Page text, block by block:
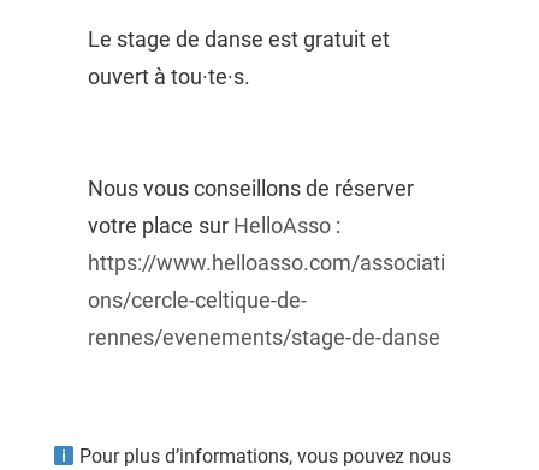
Le stage de danse est gratuit et
ouvert à tou·te·s.
Nous vous conseillons de réserver
votre place sur HelloAsso:
https://www.helloasso.com/associati
ons/cercle-celtique-de-
rennes/evenements/stage-de-danse
Pour plus d’informations, vous pouvez nous